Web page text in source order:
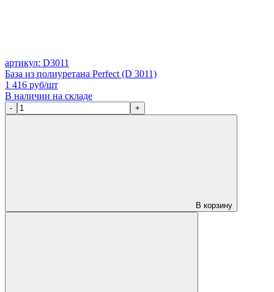
артикул: D3011
База из полиуретана Perfect (D 3011)
1 416 руб/шт
В наличии на складе
- +
В корзину